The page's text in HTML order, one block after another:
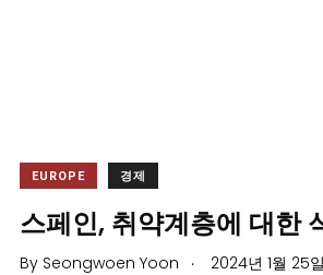
EUROPE 경제
스페인, 취약계층에 대한
By Seongwoen Yoon . 2024년 1월 25일